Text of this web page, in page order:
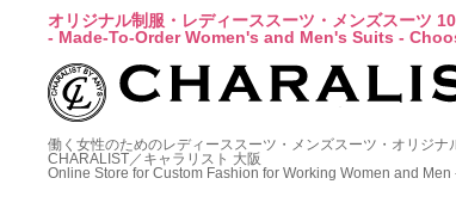
オリジナル制服・レディーススーツ・メンズスーツ
- Made-To-Order Women's and Men's Suits -
働く女性のためのレディーススーツ・メンズスーツ・オリジ
CHARALIST／キャラリスト 大阪
Online Store for Custom Fashion for Working Women and Men